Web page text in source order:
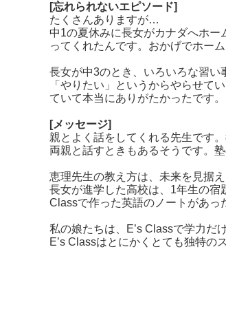
[忘れられないエピソード]
たくさんありますが…
中1の夏休みに長女がカナダへホ
ってくれたんです。おかげでホー
長女が中3のとき、いろいろな習
「やりたい」というからやらせて
ていて本当にありがたかったです。
[メッセージ]
親とよく話をしてくれる先生です
両親と話すときもあるそうです。
恵理先生の教え方は、未来を見据
長女が進学した高校は、1年生の宿
Classで作った英語のノートがあっ
私の娘たちは、 E’s Classで学力だ
E’s Classはとにかくとても独特の